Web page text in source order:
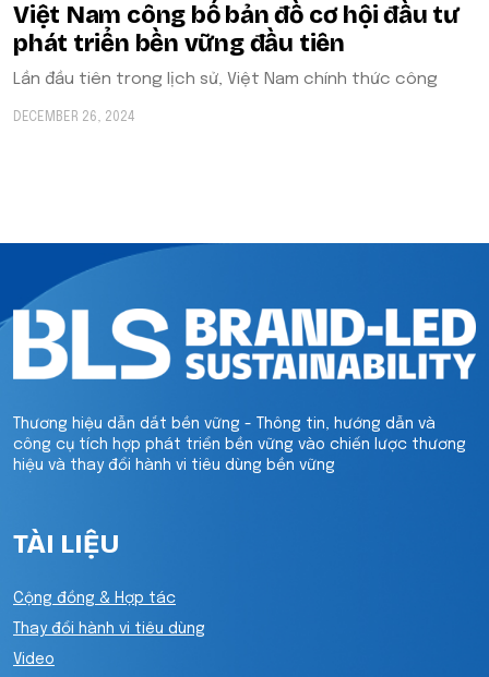
Việt Nam công bố bản đồ cơ hội đầu tư
phát triển bền vững đầu tiên
Lần đầu tiên trong lịch sử, Việt Nam chính thức công
DECEMBER 26, 2024
Thương hiệu dẫn dắt bền vững - Thông tin, hướng dẫn và
công cụ tích hợp phát triển bền vững vào chiến lược thương
hiệu và thay đổi hành vi tiêu dùng bền vững
TÀI LIỆU
Cộng đồng & Hợp tác
Thay đổi hành vi tiêu dùng
Video